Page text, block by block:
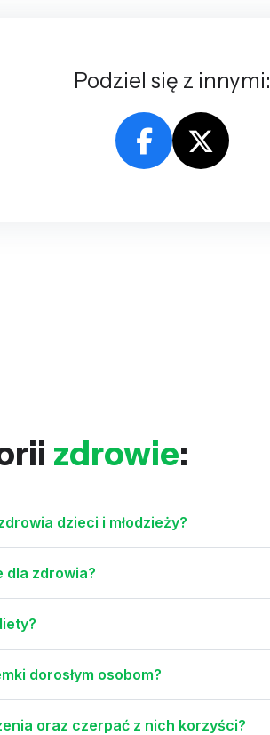
Podziel się z innymi:
zdrowie:
dzieci i młodzieży?
dla zdrowia?
dorosłym osobom?
oraz czerpać z nich korzyści?